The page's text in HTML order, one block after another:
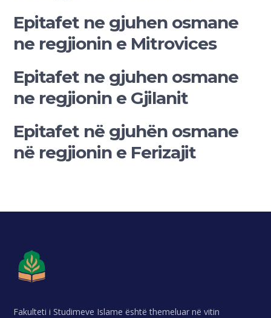
Epitafet ne gjuhen osmane
ne regjionin e Mitrovices
Epitafet ne gjuhen osmane
ne regjionin e Gjilanit
Epitafet në gjuhën osmane
në regjionin e Ferizajit
Fakulteti i Studimeve Islame është themeluar në vitin